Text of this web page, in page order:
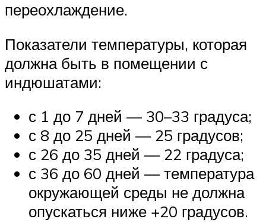
переохлаждение.
Показатели температуры, которая
должна быть в помещении с
индюшатами:
с 1 до 7 дней — 30–33 градуса;
с 8 до 25 дней — 25 градусов;
с 26 до 35 дней — 22 градуса;
с 36 до 60 дней — температура
окружающей среды не должна
опускаться ниже +20 градусов.